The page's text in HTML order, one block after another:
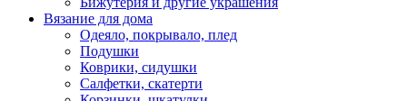
Вязание для дома
Одеяло, покрывало, плед
Подушки
Коврики, сидушки
Салфетки, скатерти